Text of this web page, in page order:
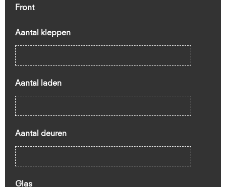
Front
Aantal kleppen
Aantal laden
Aantal deuren
Glas